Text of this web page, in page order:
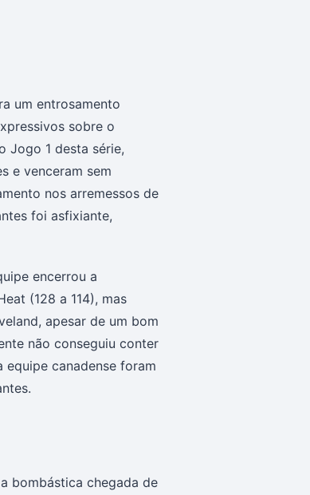
um entrosamento
sobre o
Jogo 1 desta série,
e venceram sem
nos arremessos de
foi asfixiante,
encerrou a
(128 a 114), mas
apesar de um bom
não conseguiu conter
canadense foram
bombástica chegada de